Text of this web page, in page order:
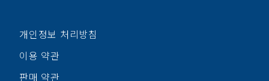
개인정보 처리방침
이용 약관
판매 약관